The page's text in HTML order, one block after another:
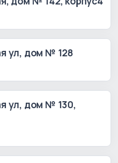
ул, дом № 128
ул, дом № 130,